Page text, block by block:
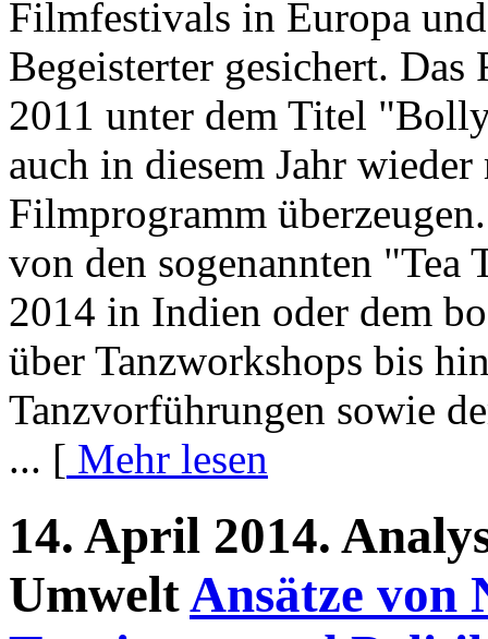
Filmfestivals in Europa
Begeisterter gesichert.
2011 unter dem Titel
auch in diesem Jahr
Filmprogramm
von den sogenannten "Tea
2014 in Indien oder dem
über Tanzworkshops bis
Tanzvorführungen sowie
... [ Mehr lesen
14. April 2014.
UmweltAnsätze von